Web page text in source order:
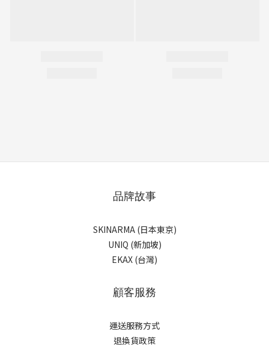
品牌故事
SKINARMA (日本東京)
UNIQ (新加坡)
EKAX (台灣)
顧客服務
運送服務方式
退換貨政策